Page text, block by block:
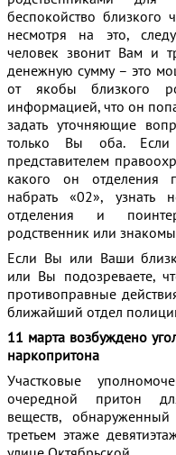
беспокойство близкого
несмотря на это,
человек звонит Вам и
денежную сумму – это
от якобы близкого
информацией, что он
задать уточняющие
только Вы оба. Если
представителем
какого он отделения
набрать «02», узнать
отделения и
родственник или
Если Вы или Ваши
или Вы подозреваете,
противоправные
ближайший отдел
11 марта возбуждено
наркопритона
Участковые
очередной притон
веществ,
третьем этаже